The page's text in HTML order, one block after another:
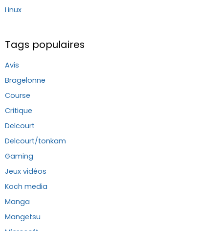
Linux
Tags populaires
Avis
Bragelonne
Course
Critique
Delcourt
Delcourt/tonkam
Gaming
Jeux vidéos
Koch media
Manga
Mangetsu